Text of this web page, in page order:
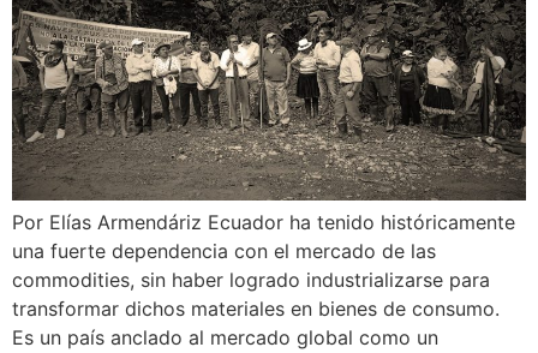
Por Elías Armendáriz Ecuador ha tenido históricamente
una fuerte dependencia con el mercado de las
commodities, sin haber logrado industrializarse para
transformar dichos materiales en bienes de consumo.
Es un país anclado al mercado global como un